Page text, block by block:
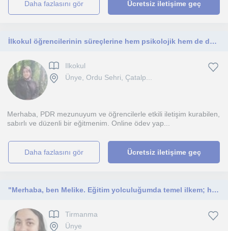
daha fazlasını gör Ücretsiz iletişime geç
İlkokul öğrencilerinin süreçlerine hem psikolojik hem de ders bazlı yardımcı olmaktan mutluluk duyarım.
Ilkokul
Ünye, Ordu Sehri, Çatalp...
Merhaba, PDR mezunuyum ve öğrencilerle etkili iletişim kurabilen,
sabırlı ve düzenli bir eğitmenim. Online ödev yap...
daha fazlasını gör Ücretsiz iletişime geç
​"Merhaba, ben Melike. Eğitim yolculuğumda temel ilkem; her bireyin öğrenme haritasının benzersiz olduğudur.
Tirmanma
Ünye